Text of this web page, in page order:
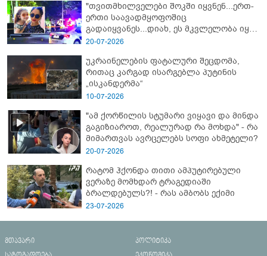
"თვითმხილველები შოკში იყვნენ...ერთ-
ერთი საავადმყოფოშიც
გადაიყვანეს...დიახ, ეს მკვლელობა იყო"
- გორში დატრიალებული ტრაგედიის
20-07-2026
უკრაინელების ფატალური შეცდომა,
რითაც კარგად ისარგებლა პუტინის
„ისკანდერმა“
10-07-2026
"ამ ქორწილის სტუმარი ვიყავი და მინდა
გაგიზიაროთ, რეალურად რა მოხდა" - რა
მიმართვას ავრცელებს სოფი ახმეტელი?
20-07-2026
რატომ ჰქონდა თითი ამპუტირებული
ვერაზე მომხდარ ტრაგედიაში
ბრალდებულს?! - რას ამბობს ექიმი
23-07-2026
მთავარი
პოლიტიკა